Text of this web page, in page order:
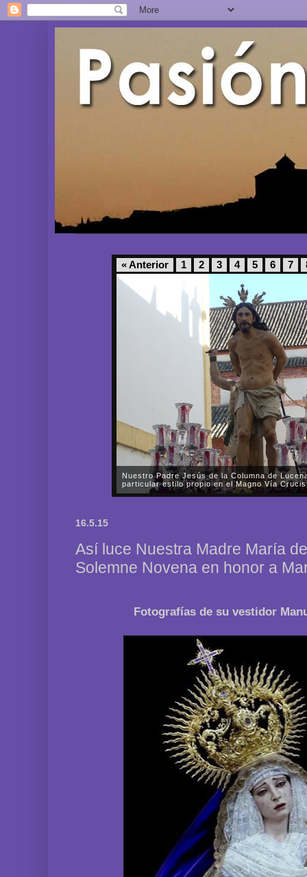
« Anterior 1 2 3 4 5 6 7
Nuestro Padre Jesús de la Columna de
particular estilo propio en el Magno Vía
16.5.15
Así luce Nuestra Madre María
Solemne Novena en honor a
Fotografías de su vestidor